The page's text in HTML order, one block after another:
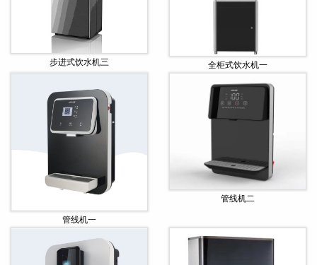
步进式饮水机三 全柜式饮水机一
管线机一
管线机二